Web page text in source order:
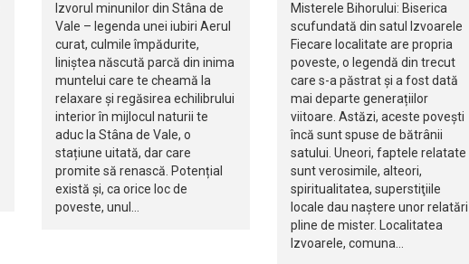
Izvorul minunilor din Stâna de
Vale – legenda unei iubiri Aerul
curat, culmile împădurite,
liniștea născută parcă din inima
muntelui care te cheamă la
relaxare și regăsirea echilibrului
interior în mijlocul naturii te
aduc la Stâna de Vale, o
stațiune uitată, dar care
promite să renască. Potențial
există și, ca orice loc de
poveste, unul…
Misterele Bihorului: Biserica
scufundată din satul Izvoarele
Fiecare localitate are propria
poveste, o legendă din trecut
care s-a păstrat și a fost dată
mai departe generațiilor
viitoare. Astăzi, aceste povești
încă sunt spuse de bătrânii
satului. Uneori, faptele relatate
sunt verosimile, alteori,
spiritualitatea, superstiţiile
locale dau naștere unor relatări
pline de mister. Localitatea
Izvoarele, comuna…